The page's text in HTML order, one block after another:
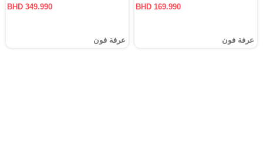
BHD 169.990
عرفة فون
BHD 349.990
عرفة فون